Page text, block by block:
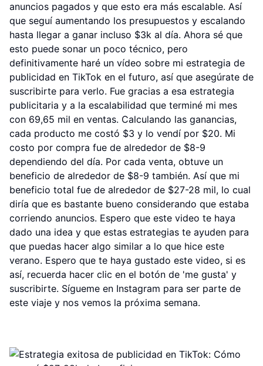
anuncios pagados y que esto era más escalable. Así
que seguí aumentando los presupuestos y escalando
hasta llegar a ganar incluso $3k al día. Ahora sé que
esto puede sonar un poco técnico, pero
definitivamente haré un vídeo sobre mi estrategia de
publicidad en TikTok en el futuro, así que asegúrate de
suscribirte para verlo. Fue gracias a esa estrategia
publicitaria y a la escalabilidad que terminé mi mes
con 69,65 mil en ventas. Calculando las ganancias,
cada producto me costó $3 y lo vendí por $20. Mi
costo por compra fue de alrededor de $8-9
dependiendo del día. Por cada venta, obtuve un
beneficio de alrededor de $8-9 también. Así que mi
beneficio total fue de alrededor de $27-28 mil, lo cual
diría que es bastante bueno considerando que estaba
corriendo anuncios. Espero que este video te haya
dado una idea y que estas estrategias te ayuden para
que puedas hacer algo similar a lo que hice este
verano. Espero que te haya gustado este video, si es
así, recuerda hacer clic en el botón de 'me gusta' y
suscribirte. Sígueme en Instagram para ser parte de
este viaje y nos vemos la próxima semana.